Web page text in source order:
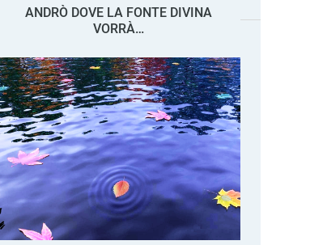
ANDRÒ DOVE LA FONTE DIVINA
VORRÀ…